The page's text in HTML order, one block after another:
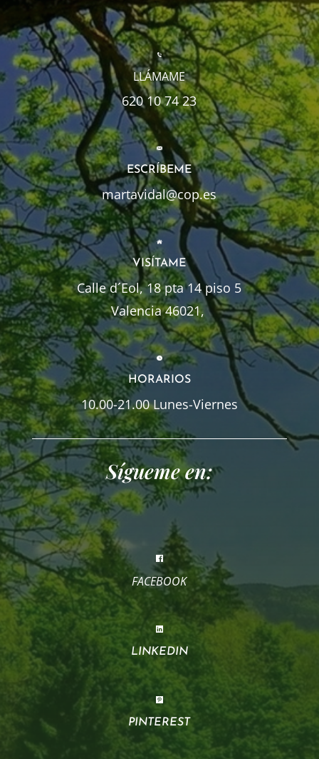
LLÁMAME
620 10 74 23
ESCRÍBEME
martavidal@cop.es
VISÍTAME
Calle d´Eol, 18 pta 14 piso 5
Valencia 46021,
HORARIOS
10.00-21.00 Lunes-Viernes
Sígueme en:
FACEBOOK
LINKEDIN
PINTEREST